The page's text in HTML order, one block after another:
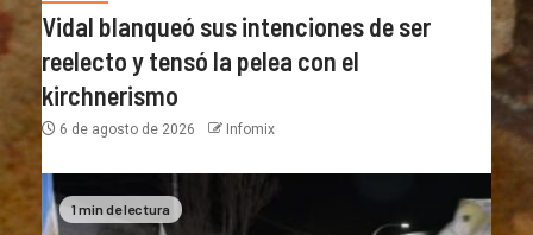
Vidal blanqueó sus intenciones de ser
reelecto y tensó la pelea con el
kirchnerismo
6 de agosto de 2026 Infomix
1 min de lectura